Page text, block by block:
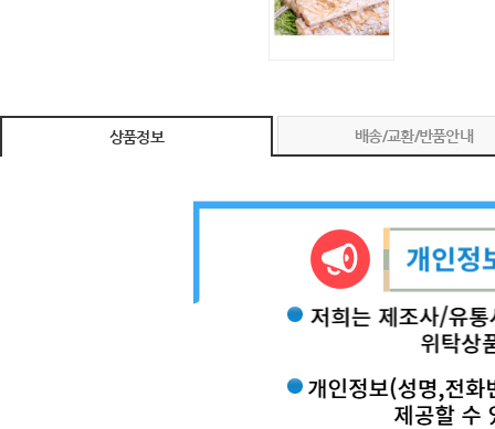
상품정보 배송/교환/반품안내